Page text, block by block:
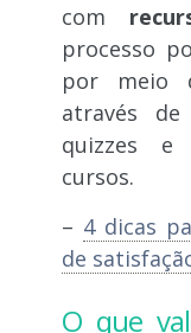
com
processo
por meio
através de
quizzes e
cursos.
– 4 dicas
de
O que